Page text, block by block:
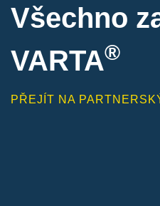
Všechno
VARTA®
PŘEJÍT NA